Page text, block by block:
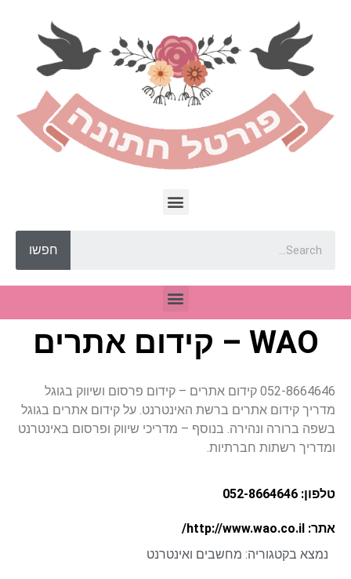
חפשו
WAO – קידום אתרים
052-8664646 קידום אתרים – קידום פרסום ושיווק בגוגל
מדריך קידום אתרים ברשת האינטרנט. על קידום אתרים בגוגל
בשפה ברורה ונהירה. בנוסף – מדריכי שיווק ופרסום באינטרנט
ומדריך רשתות חברתיות.
טלפון: 052-8664646
אתר: http://www.wao.co.il/
נמצא בקטגוריה: מחשבים ואינטרנט